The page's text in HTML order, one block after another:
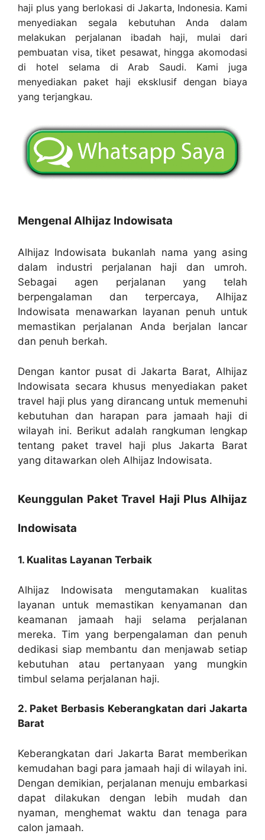
haji plus yang berlokasi di Jakarta, Indonesia. Kami
menyediakan segala kebutuhan Anda dalam
melakukan perjalanan ibadah haji, mulai dari
pembuatan visa, tiket pesawat, hingga akomodasi
di hotel selama di Arab Saudi. Kami juga
menyediakan paket haji eksklusif dengan biaya
yang terjangkau.
Mengenal Alhijaz Indowisata
Alhijaz Indowisata bukanlah nama yang asing
dalam industri perjalanan haji dan umroh.
Sebagai agen perjalanan yang telah
berpengalaman dan terpercaya, Alhijaz
Indowisata menawarkan layanan penuh untuk
memastikan perjalanan Anda berjalan lancar
dan penuh berkah.
Dengan kantor pusat di Jakarta Barat, Alhijaz
Indowisata secara khusus menyediakan paket
travel haji plus yang dirancang untuk memenuhi
kebutuhan dan harapan para jamaah haji di
wilayah ini. Berikut adalah rangkuman lengkap
tentang paket travel haji plus Jakarta Barat
yang ditawarkan oleh Alhijaz Indowisata.
Keunggulan Paket Travel Haji Plus Alhijaz
Indowisata
1. Kualitas Layanan Terbaik
Alhijaz Indowisata mengutamakan kualitas
layanan untuk memastikan kenyamanan dan
keamanan jamaah haji selama perjalanan
mereka. Tim yang berpengalaman dan penuh
dedikasi siap membantu dan menjawab setiap
kebutuhan atau pertanyaan yang mungkin
timbul selama perjalanan haji.
2. Paket Berbasis Keberangkatan dari Jakarta
Barat
Keberangkatan dari Jakarta Barat memberikan
kemudahan bagi para jamaah haji di wilayah ini.
Dengan demikian, perjalanan menuju embarkasi
dapat dilakukan dengan lebih mudah dan
nyaman, menghemat waktu dan tenaga para
calon jamaah.